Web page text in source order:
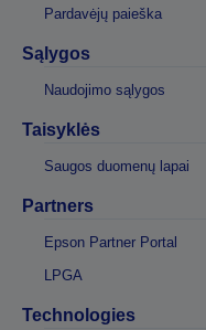
Pardavėjų paieška
Sąlygos
Naudojimo sąlygos
Taisyklės
Saugos duomenų lapai
Partners
Epson Partner Portal
LPGA
Technologies